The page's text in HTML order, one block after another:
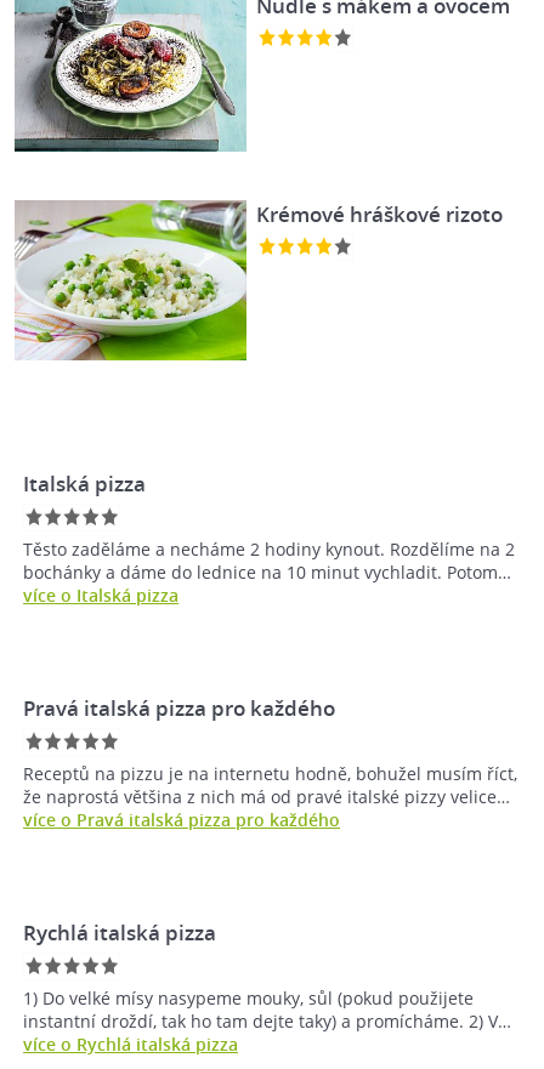
Krémové hráškové rizoto
Italská pizza
Těsto zaděláme a necháme 2 hodiny kynout. Rozdělíme na 2
bochánky a dáme do lednice na 10 minut vychladit. Potom…
více o Italská pizza
Pravá italská pizza pro každého
Receptů na pizzu je na internetu hodně, bohužel musím říct,
že naprostá většina z nich má od pravé italské pizzy velice…
více o Pravá italská pizza pro každého
Rychlá italská pizza
1) Do velké mísy nasypeme mouky, sůl (pokud použijete
instantní droždí, tak ho tam dejte taky) a promícháme. 2) V…
více o Rychlá italská pizza